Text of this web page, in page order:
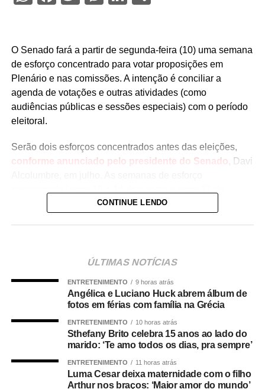
O Senado fará a partir de segunda-feira (10) uma semana
de esforço concentrado para votar proposições em
Plenário e nas comissões. A intenção é conciliar a
agenda de votações e outras atividades (como
audiências públicas e sessões especiais) com o período
eleitoral.
Serão dois esforços concentrados antes das eleições,
conforme anunciado pelo presidente do Senado , Davi
agosto e 3 de setembro) devem coincidir com os esforços
Presidência do Senado, mas quatro medidas provisórias
na ordem do dia. Todas as medidas tratam de crédito
extraordinário. Uma delas vence antes do segundo
isso, precisa ser votada em breve para não perder a
A medida com vencimento próximo é a MP 1.351/2026,
que prevê subvenção econômica de R$ 330 milhões para
CONTINUE LENDO
ÚLTIMAS NOTÍCIAS
ENTRETENIMENTO 9 horas atrás
Angélica e Luciano Huck abrem álbum de
fotos em férias com família na Grécia
ENTRETENIMENTO 10 horas atrás
Sthefany Brito celebra 15 anos ao lado do
marido: ‘Te amo todos os dias, pra sempre’
ENTRETENIMENTO 11 horas atrás
Luma Cesar deixa maternidade com o filho
Arthur nos braços: ‘Maior amor do mundo’